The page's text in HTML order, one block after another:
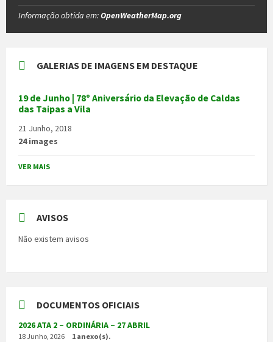
Informação obtida em:OpenWeatherMap.org
GALERIAS DE IMAGENS EM DESTAQUE
19 de Junho | 78º Aniversário da Elevação de Caldas
das Taipas a Vila
21 Junho, 2018
24 images
VER MAIS
AVISOS
Não existem avisos
DOCUMENTOS OFICIAIS
2026 ATA 2 – ORDINÁRIA – 27 ABRIL
18 Junho, 2026 1 anexo(s).